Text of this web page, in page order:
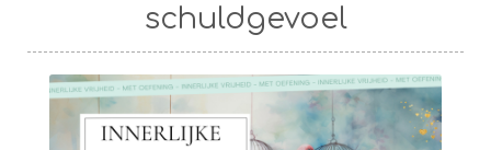
schuldgevoel